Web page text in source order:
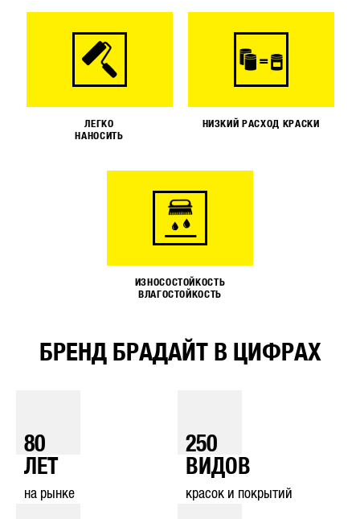
ЛЕГКО
НАНОСИТЬ
НИЗКИЙ РАСХОД КРАСКИ
ИЗНОСОСТОЙКОСТЬ
ВЛАГОСТОЙКОСТЬ
БРЕНД БРАДАЙТ В ЦИФРАХ
80
ЛЕТ
на рынке
250
ВИДОВ
красок и покрытий